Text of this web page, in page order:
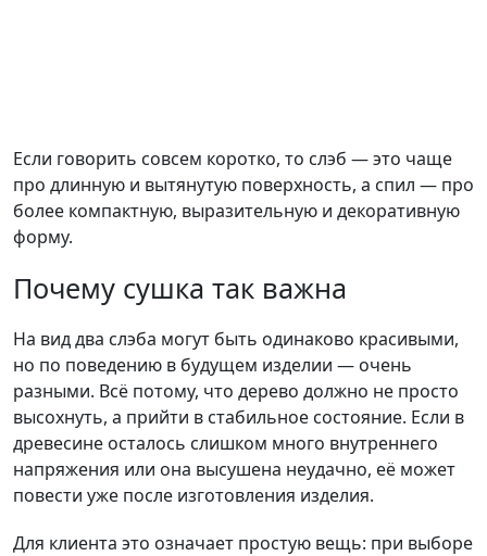
Если говорить совсем коротко, то слэб — это чаще
про длинную и вытянутую поверхность, а спил — про
более компактную, выразительную и декоративную
форму.
Почему сушка так важна
На вид два слэба могут быть одинаково красивыми,
но по поведению в будущем изделии — очень
разными. Всё потому, что дерево должно не просто
высохнуть, а прийти в стабильное состояние. Если в
древесине осталось слишком много внутреннего
напряжения или она высушена неудачно, её может
повести уже после изготовления изделия.
Для клиента это означает простую вещь: при выборе